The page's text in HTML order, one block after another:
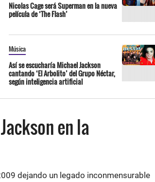
Nicolas Cage será Superman en la nueva
película de ‘The Flash’
Música
Así se escucharía Michael Jackson
cantando ‘El Arbolito’ del Grupo Néctar,
según inteligencia artificial
en la
dejando un legado inconmensurable